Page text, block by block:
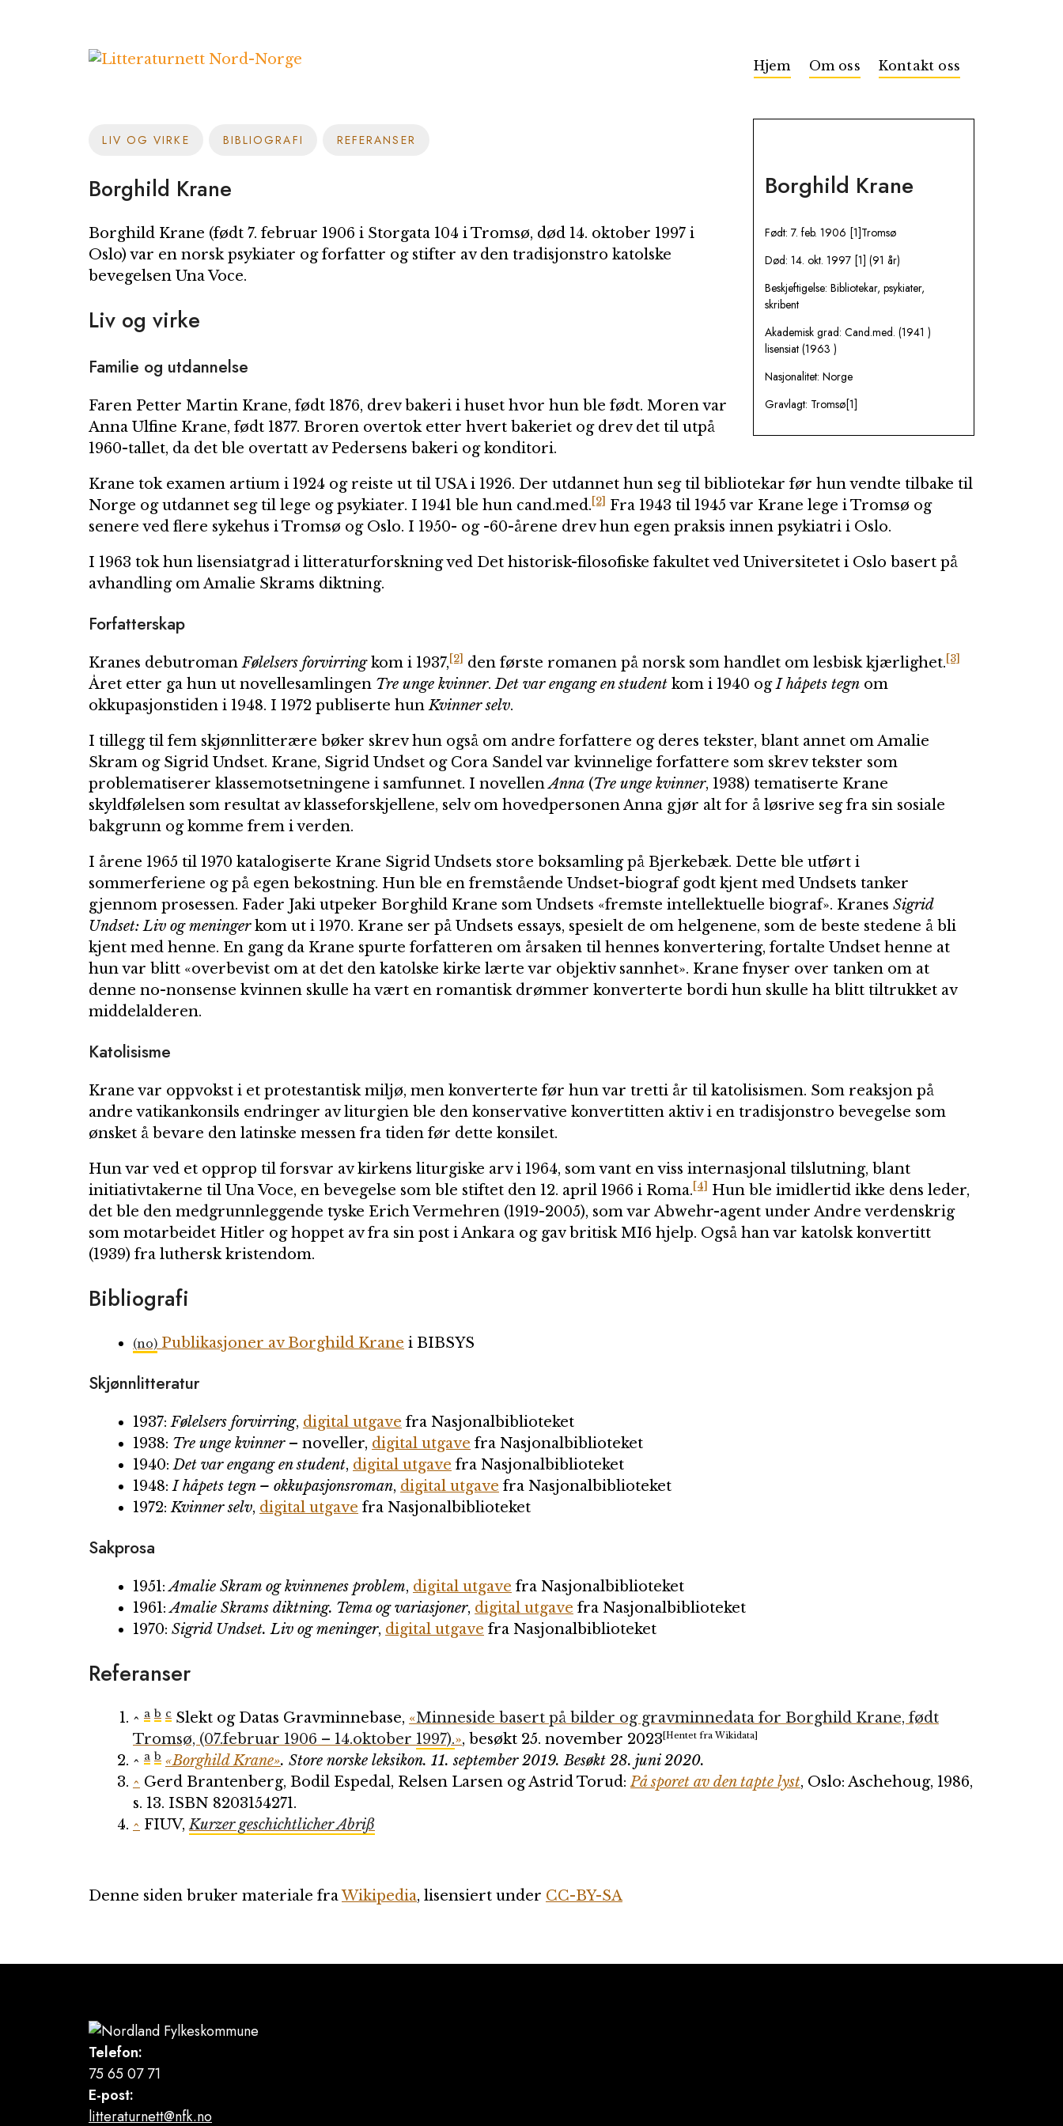
Hjem Om oss Kontakt oss
Borghild Krane
Født: 7. feb. 1906 [1]Tromsø
Død: 14. okt. 1997 [1] (91 år)
Beskjeftigelse: Bibliotekar, psykiater,
skribent
Akademisk grad: Cand.med. (1941 )
lisensiat (1963 )
Nasjonalitet: Norge
Gravlagt: Tromsø[1]
LIV OG VIRKE BIBLIOGRAFI REFERANSER
Borghild Krane
Borghild Krane (født 7. februar 1906 i Storgata 104 i Tromsø, død 14. oktober 1997 i
Oslo) var en norsk psykiater og forfatter og stifter av den tradisjonstro katolske
bevegelsen Una Voce.
Liv og virke
Familie og utdannelse
Faren Petter Martin Krane, født 1876, drev bakeri i huset hvor hun ble født. Moren var
Anna Ulfine Krane, født 1877. Broren overtok etter hvert bakeriet og drev det til utpå
1960-tallet, da det ble overtatt av Pedersens bakeri og konditori.
Krane tok examen artium i 1924 og reiste ut til USA i 1926. Der utdannet hun seg til bibliotekar før hun vendte tilbake til
Norge og utdannet seg til lege og psykiater. I 1941 ble hun cand.med.[2] Fra 1943 til 1945 var Krane lege i Tromsø og
senere ved flere sykehus i Tromsø og Oslo. I 1950- og -60-årene drev hun egen praksis innen psykiatri i Oslo.
I 1963 tok hun lisensiatgrad i litteraturforskning ved Det historisk-filosofiske fakultet ved Universitetet i Oslo basert på
avhandling om Amalie Skrams diktning.
Forfatterskap
Kranes debutromanFølelsers forvirringkom i 1937,[2] den første romanen på norsk som handlet om lesbisk kjærlighet.[3]
Året etter ga hun ut novellesamlingen Tre unge kvinner.Det var engang en studentkom i 1940 ogI håpets tegnom
okkupasjonstiden i 1948. I 1972 publiserte hunKvinner selv.
I tillegg til fem skjønnlitterære bøker skrev hun også om andre forfattere og deres tekster, blant annet om Amalie
Skram og Sigrid Undset. Krane, Sigrid Undset og Cora Sandel var kvinnelige forfattere som skrev tekster som
problematiserer klassemotsetningene i samfunnet. I novellenAnna(Tre unge kvinner, 1938) tematiserte Krane
skyldfølelsen som resultat av klasseforskjellene, selv om hovedpersonen Anna gjør alt for å løsrive seg fra sin sosiale
bakgrunn og komme frem i verden.
I årene 1965 til 1970 katalogiserte Krane Sigrid Undsets store boksamling på Bjerkebæk. Dette ble utført i
sommerferiene og på egen bekostning. Hun ble en fremstående Undset-biograf godt kjent med Undsets tanker
gjennom prosessen. Fader Jaki utpeker Borghild Krane som Undsets «fremste intellektuelle biograf». Kranes Sigrid
Undset: Liv og meningerkom ut i 1970. Krane ser på Undsets essays, spesielt de om helgenene, som de beste stedene å bli
kjent med henne. En gang da Krane spurte forfatteren om årsaken til hennes konvertering, fortalte Undset henne at
hun var blitt «overbevist om at det den katolske kirke lærte var objektiv sannhet». Krane fnyser over tanken om at
denne no-nonsense kvinnen skulle ha vært en romantisk drømmer konverterte bordi hun skulle ha blitt tiltrukket av
middelalderen.
Katolisisme
Krane var oppvokst i et protestantisk miljø, men konverterte før hun var tretti år til katolisismen. Som reaksjon på
andre vatikankonsils endringer av liturgien ble den konservative konvertitten aktiv i en tradisjonstro bevegelse som
ønsket å bevare den latinske messen fra tiden før dette konsilet.
Hun var ved et opprop til forsvar av kirkens liturgiske arv i 1964, som vant en viss internasjonal tilslutning, blant
initiativtakerne til Una Voce, en bevegelse som ble stiftet den 12. april 1966 i Roma.[4] Hun ble imidlertid ikke dens leder,
det ble den medgrunnleggende tyske Erich Vermehren (1919-2005), som var Abwehr-agent under Andre verdenskrig
som motarbeidet Hitler og hoppet av fra sin post i Ankara og gav britisk MI6 hjelp. Også han var katolsk konvertitt
(1939) fra luthersk kristendom.
Bibliografi
(no)Publikasjoner av Borghild Krane i BIBSYS
Skjønnlitteratur
1937:Følelsers forvirring, digital utgave fra Nasjonalbiblioteket
1938: Tre unge kvinner– noveller, digital utgave fra Nasjonalbiblioteket
1940:Det var engang en student, digital utgave fra Nasjonalbiblioteket
1948:I håpets tegn – okkupasjonsroman, digital utgave fra Nasjonalbiblioteket
1972:Kvinner selv, digital utgave fra Nasjonalbiblioteket
Sakprosa
1951:Amalie Skram og kvinnenes problem, digital utgave fra Nasjonalbiblioteket
1961:Amalie Skrams diktning. Tema og variasjoner, digital utgave fra Nasjonalbiblioteket
1970: Sigrid Undset. Liv og meninger, digital utgave fra Nasjonalbiblioteket
Referanser
^ a b c Slekt og Datas Gravminnebase, «Minneside basert på bilder og gravminnedata for Borghild Krane, født
Tromsø, (07.februar 1906 – 14.oktober 1997).», besøkt 25. november 2023 [Hentet fra Wikidata]
^ a b «Borghild Krane». Store norske leksikon. 11. september 2019. Besøkt 28. juni 2020.
^ Gerd Brantenberg, Bodil Espedal, Relsen Larsen og Astrid Torud:På sporet av den tapte lyst, Oslo: Aschehoug, 1986,
s. 13. ISBN 8203154271.
^ FIUV,Kurzer geschichtlicher Abriß
Denne siden bruker materiale fraWikipedia, lisensiert under CC-BY-SA
Telefon:
75 65 07 71
E-post:
litteraturnett@nfk.no